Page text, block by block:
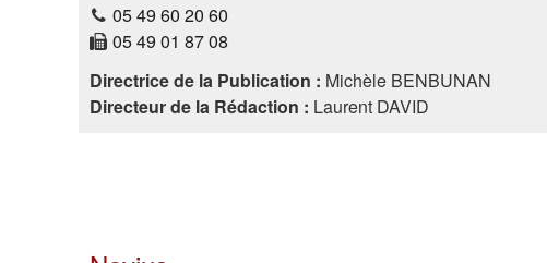
05 49 60 20 60
05 49 01 87 08
Directrice de la Publication : Michèle BENBUNAN
Directeur de la Rédaction : Laurent DAVID